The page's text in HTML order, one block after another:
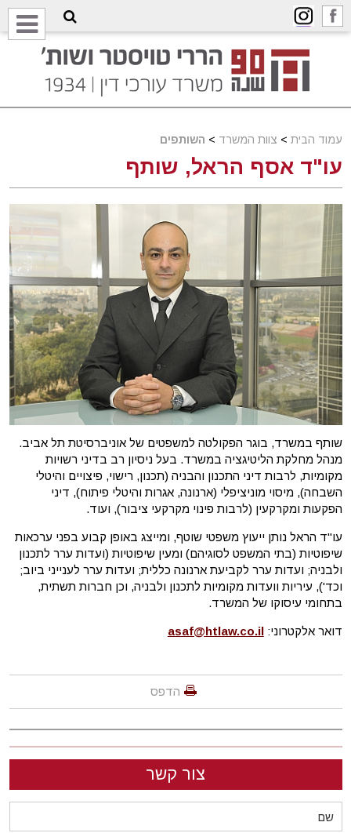
עמוד הבית > צוות המשרד > השותפים
עו"ד אסף הראל, שותף
שותף במשרד, בוגר הפקולטה למשפטים של אוניברסיטת תל אביב.
מנהל מחלקת הליטיגציה במשרד. בעל ניסיון רב בדיני רשויות
מקומיות, לרבות דיני התכנון והבניה (תכנון, רישוי, פיצויים והיטלי
השבחה), מיסוי מוניציפלי (ארנונה, אגרות והיטלי פיתוח), דיני
הפקעות ומקרקעין (לרבות פינוי מקרקעי ציבור), ועוד.
עו"ד הראל נותן ייעוץ משפטי שוטף, ומייצג באופן קבוע בפני ערכאות
שיפוטיות (בתי המשפט לסוגיהם) ומעין שיפוטיות (ועדות ערר לתכנון
ולבניה; ועדות ערר לקביעת ארנונה כללית; ועדות ערר לענייני ביוב;
וכד'), עיריות וועדות מקומיות לתכנון ולבניה, וכן חברות תשתית,
בתחומי עיסוקו של המשרד.
דואר אלקטרוני:asaf@htlaw.co.il
הדפס
צור קשר